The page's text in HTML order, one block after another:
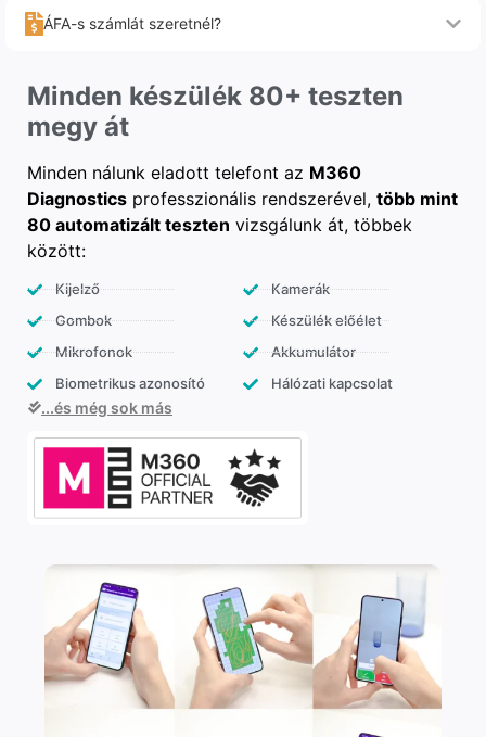
ÁFA-s számlát szeretnél?
Minden készülék 80+ teszten
megy át
Minden nálunk eladott telefont az M360
Diagnostics professzionális rendszerével, több mint
80 automatizált teszten vizsgálunk át, többek
között:
Kijelző
Gombok
Mikrofonok
Biometrikus azonosító
Kamerák
Készülék előélet
Akkumulátor
Hálózati kapcsolat
...és még sok más